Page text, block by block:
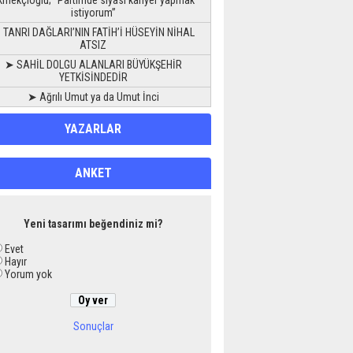
istiyorum”
DAĞLARI’NIN FATİH’İ HÜSEYİN NİHAL
ATSIZ
➤ SAHİL DOLGU ALANLARI BÜYÜKŞEHİR
YETKİSİNDEDİR
➤ Ağrılı Umut ya da Umut İnci
YAZARLAR
ANKET
Yeni tasarımı beğendiniz mi?
Evet
Hayır
Yorum yok
Sonuçlar